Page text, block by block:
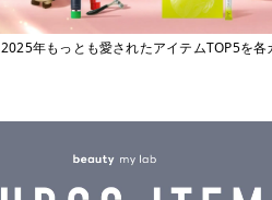
2025年もっとも愛されたアイテムTOP5を各